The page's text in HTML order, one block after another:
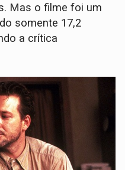
Mas o filme foi um
somente 17,2
a crítica